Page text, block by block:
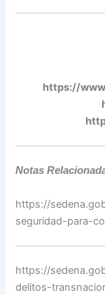
https://
Notas
https://
seguridad-para-
https://
delitos-